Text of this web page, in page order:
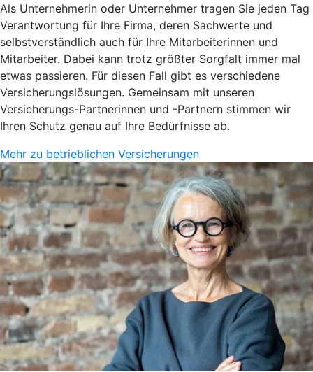
Als Unternehmerin oder Unternehmer tragen Sie jeden Tag
Verantwortung für Ihre Firma, deren Sachwerte und
selbstverständlich auch für Ihre Mitarbeiterinnen und
Mitarbeiter. Dabei kann trotz größter Sorgfalt immer mal
etwas passieren. Für diesen Fall gibt es verschiedene
Versicherungslösungen. Gemeinsam mit unseren
Versicherungs-Partnerinnen und -Partnern stimmen wir
Ihren Schutz genau auf Ihre Bedürfnisse ab.
Mehr zu betrieblichen Versicherungen